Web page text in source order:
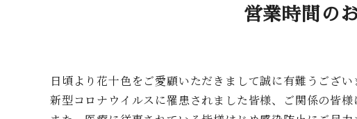
営業時間の
日頃より花十色をご愛顧いただきまして誠に有難うござい
新型コロナウイルスに罹患されました皆様、ご関係の皆様